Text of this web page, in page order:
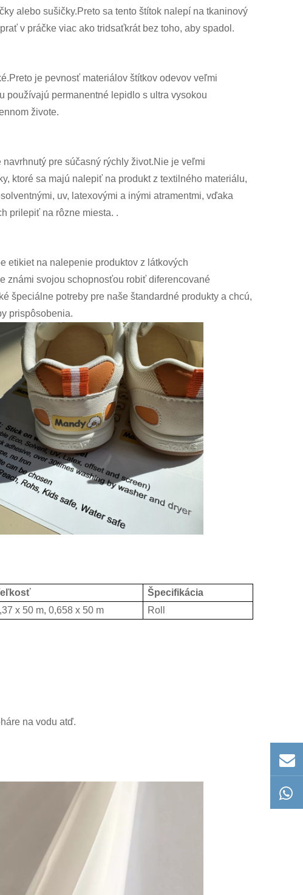
alebo sušičky.Preto sa tento štítok nalepí na tkaninový
v práčke viac ako tridsaťkrát bez toho, aby spadol.
je pevnosť materiálov štítkov odevov veľmi
používajú permanentné lepidlo s ultra vysokou
živote.
pre súčasný rýchly život.Nie je veľmi
ktoré sa majú nalepiť na produkt z textilného materiálu,
uv, latexovými a inými atramentmi, vďaka
prilepiť na rôzne miesta. .
etikiet na nalepenie produktov z látkových
známi svojou schopnosťou robiť diferencované
špeciálne potreby pre naše štandardné produkty a chcú,
prispôsobenia.
Špecifikácia
x 50 m, 0,658 x 50 m Roll
na vodu atď.